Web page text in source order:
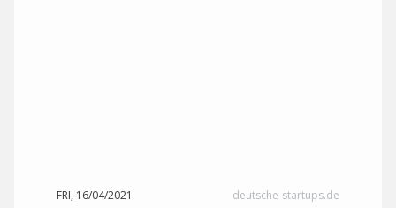
FRI, 16/04/2021 deutsche-startups.de